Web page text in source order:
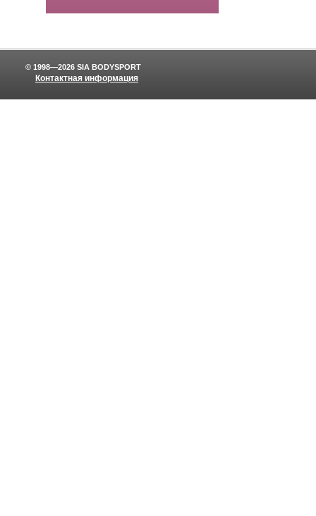
Контактная информация
© 1998—2026 SIA BODYSPORT